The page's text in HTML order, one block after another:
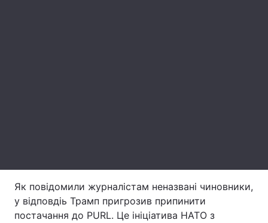
Тема оформлення
Як повідомили журналістам неназвані чиновники,
у відповдіь Трамп пригрозив припинити
постачання до PURL. Це ініціатива НАТО з